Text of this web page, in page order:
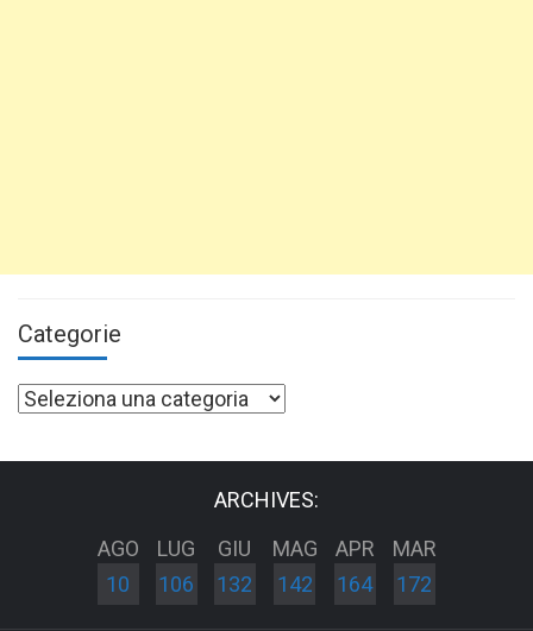
Categorie
Categorie
ARCHIVES:
AGO
10
LUG
106
GIU
132
MAG
142
APR
164
MAR
172